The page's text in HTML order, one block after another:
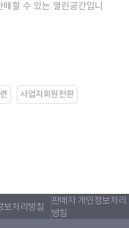
할 수 있는 열린공간입니
사업자회원전환
보처리방침
판매자 개인정보처리
방침